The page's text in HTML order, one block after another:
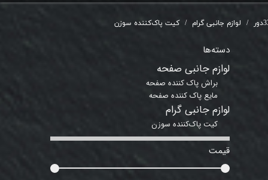
لوازم جانبی گرام کیت پاک‌کننده سوزن
دسته‌ها
لوازم جانبی صفحه
براش پاک کننده صفحه
مایع پاک کننده صفحه
لوازم جانبی گرام
کیت پاک‌کننده سوزن
قیمت